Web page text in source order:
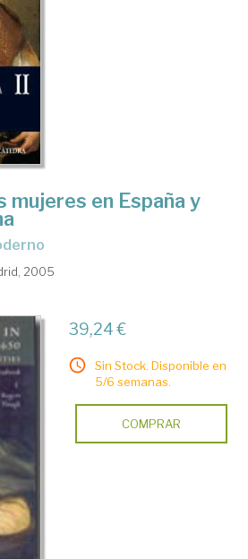
mujeres en España y
2005
39,24 €
Sin Stock. Disponible en
5/6 semanas.
COMPRAR